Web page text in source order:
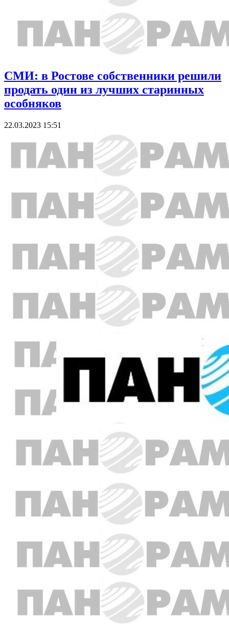
СМИ: в Ростове собственники решили
продать один из лучших старинных
особняков
22.03.2023 15:51